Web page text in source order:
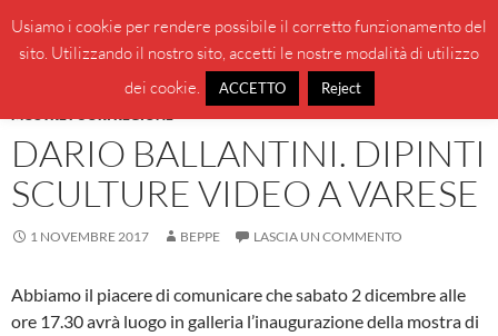
contenuto
BeppeBlog
MENU
MOSTRE FUORI REGIONE
DARIO BALLANTINI. DIPINTI
SCULTURE VIDEO A VARESE
1 NOVEMBRE 2017 BEPPE LASCIA UN COMMENTO
Abbiamo il piacere di comunicare che sabato 2 dicembre alle
ore 17.30 avrà luogo in galleria l’inaugurazione della mostra di
Usiamo i cookie per rendere possibile il corretto funzionamento del
sito. Utilizzando il nostro sito, accetti le nostre modalità di utilizzo
dei cookie.
ACCETTO Reject